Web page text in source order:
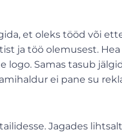
et oleks tööd või
ja töö olemusest.
Samas tasub
ei pane su
Jagades